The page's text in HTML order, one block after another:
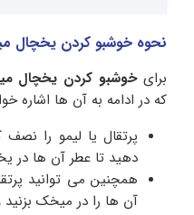
نحوه خوشبو کردن یخچال
برایخوشبو کردن یخچال
که در ادامه به آن ها اشاره
پرتقال یا لیمو را
دهید تا عطر آن ها
همچنین می توانید
آن ها را در میخک